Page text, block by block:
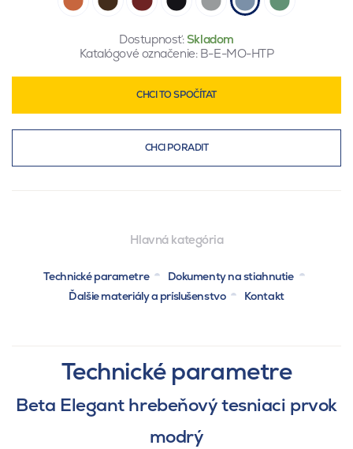
Dostupnosť:Skladom
Katalógové označenie: B-E-MO-HTP
CHCI TO SPOČÍTAT
CHCI PORADIT
Hlavná kategória
Technické parametre
Dokumenty na stiahnutie
Ďalšie materiály a príslušenstvo
Kontakt
Technické parametre
Beta Elegant hrebeňový tesniaci prvok
modrý